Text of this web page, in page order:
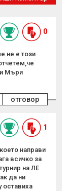
0
не е този
Мъри
отговор
1
направи
всичко за
на ЛЕ
да ни
оставиха